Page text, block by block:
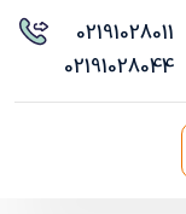
02191028011
02191028044